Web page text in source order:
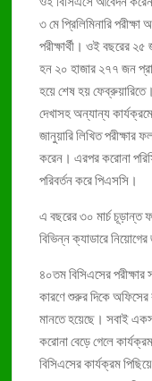
৩ মে প্রিলিমিনারি
পরীক্ষার্থী। ওই বছরের
হন ২০ হাজার ২৭৭ জন
হয়ে শেষ হয়
দেখাসহ অন্যান্য
জানুয়ারি লিখিত
করেন। এরপর করোনা
পরিবর্তন করে পিএসসি।
এ বছরের ৩০ মার্চ
বিভিন্ন ক্যাডারে
৪০তম বিসিএসের
কারণে শুরুর দিকে অফিসের
মানতে হয়েছে। সবাই
করোনা বেড়ে গেলে
বিসিএসের কার্যক্রম